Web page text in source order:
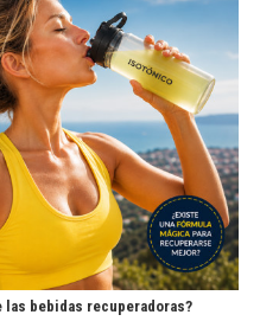
las bebidas recuperadoras?